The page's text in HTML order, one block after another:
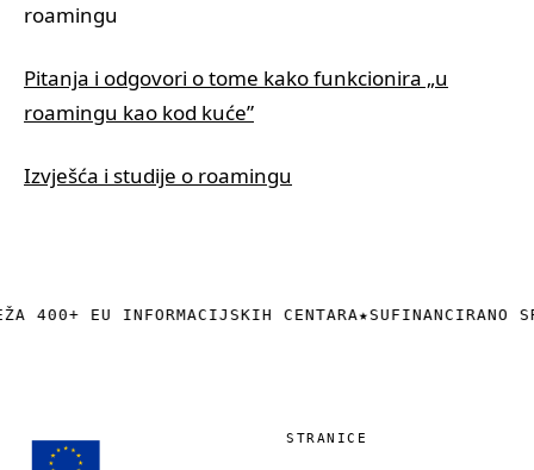
roamingu
Pitanja i odgovori o tome kako funkcionira „u
roamingu kao kod kuće”
Izvješća i studije o roamingu
400+ EU INFORMACIJSKIH CENTARA★SUFINANCIRANO
STRANICE